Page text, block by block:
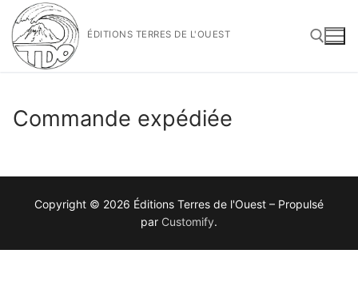
Aller
au
contenu
ÉDITIONS TERRES DE L'OUEST
Commande expédiée
Copyright © 2026 Éditions Terres de l'Ouest – Propulsé
par Customify.